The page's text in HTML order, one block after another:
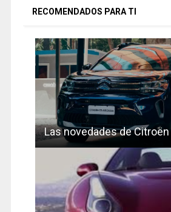
RECOMENDADOS PARA TI
Las novedades de